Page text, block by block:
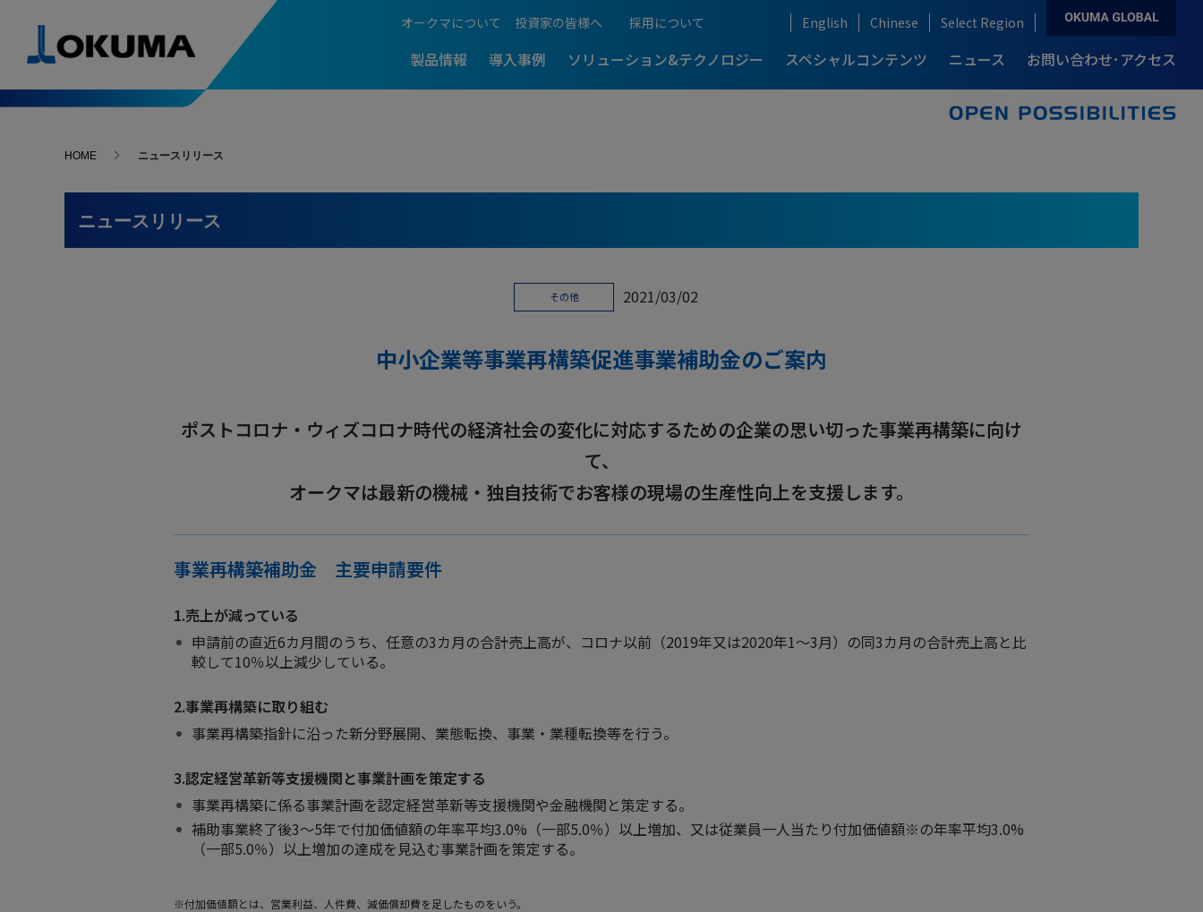
オークマについて 投資家の皆様へ 採用について English Chinese Select Region
製品情報
製品情報 トップ
5軸制御マシニングセンタ 複合加工機 超複合加工機
旋盤 マシニングセンタ 門形マシニングセンタ
IT / CNC
カタログダウンロード
導入事例
導入事例 トップ
導入事例一覧 -最新導入事例- 5軸制御マシニングセンタ -最新導入事例- 複合加工機
-最新導入事例- 門形マシニングセンタ -最新導入事例- ARMROID
CLOSE
ソリューション&テクノロジー
ソリューション&テクノロジー トップ
人・環境支援
Green-Smart Machine
精度安定支援
コンセプト
生産性向上支援
プログラム・ソフト
アフターサポート
訪問サポート
5軸・複合訪問スクール
Okumamerit.com
自動化・IoT 産業別ソリューション
建設機械産業
スペシャルコンテンツ
はじめてでもわかる
自動化システム
5軸・複合加工機のメリットを解説 ロングセラーモデルの開発秘話
総合ものづくりサービス企業の原点
機電一体のオークマ
CLOSE
ニュース
ニュースリリース 展示会情報
お問い合わせ･アクセス
お問い合わせ･アクセス トップ
お問い合わせ
故障・修理
アクセス
本社・生産拠点
国内営業拠点
HOME ニュースリリース
ニュースリリース
その他 2021/03/02
中小企業等事業再構築促進事業補助金のご案内
ポストコロナ・ウィズコロナ時代の経済社会の変化に対応するための企業の思い切った事業再構築に向け
て、
オークマは最新の機械・独自技術でお客様の現場の生産性向上を支援します。
事業再構築補助金 主要申請要件
1.売上が減っている
申請前の直近6カ月間のうち、任意の3カ月の合計売上高が、コロナ以前（2019年又は2020年1～3月）の同3カ月の合計売上高と比
較して10％以上減少している。
2.事業再構築に取り組む
事業再構築指針に沿った新分野展開、業態転換、事業・業種転換等を行う。
3.認定経営革新等支援機関と事業計画を策定する
事業再構築に係る事業計画を認定経営革新等支援機関や金融機関と策定する。
補助事業終了後3～5年で付加価値額の年率平均3.0%（一部5.0％）以上増加、又は従業員一人当たり付加価値額※の年率平均3.0%
（一部5.0％）以上増加の達成を見込む事業計画を策定する。
※付加価値額とは、営業利益、人件費、減価償却費を足したものをいう。